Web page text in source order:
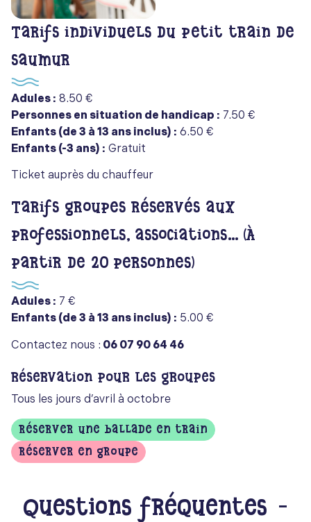
Tarifs individuels du Petit train de
Saumur
Adules : 8.50 €
Personnes en situation de handicap : 7.50 €
Enfants (de 3 à 13 ans inclus) : 6.50 €
Enfants (-3 ans) : Gratuit
Ticket auprès du chauffeur
Tarifs groupes réservés aux
professionnels, associations... (À
partir de 20 personnes)
Adules : 7 €
Enfants (de 3 à 13 ans inclus) : 5.00 €
Contactez nous : 06 07 90 64 46
Réservation pour les groupes
Tous les jours d’avril à octobre
réserver une ballade en train
Réserver en groupe
Questions fréquentes –